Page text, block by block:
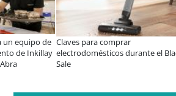
Claves para comprar
electrodomésticos durante el Black
Sale